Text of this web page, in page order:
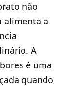
não
alimenta a
A
é uma
quando